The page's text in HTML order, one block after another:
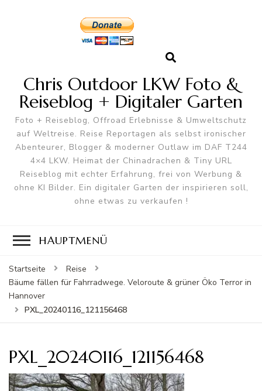
Chris Outdoor LKW Foto &
Reiseblog + Digitaler Garten
Foto + Reiseblog, Offroad Erlebnisse & Umweltschutz
auf Weltreise. Reise Reportagen als selbst ironischer
Abenteurer, Blogger & moderner Outlaw im DAF T244
4×4 LKW. Heimat der Chinadrachen & Tiny URL
Reiseblog mit echter Erfahrung, frei von Werbung &
ohne KI Bilder. Ein digitaler Garten der inspirieren soll,
ohne etwas zu verkaufen !
HAUPTMENÜ
Startseite
Reise
Bäume fällen für Fahrradwege. Veloroute & grüner Öko Terror in
Hannover
PXL_20240116_121156468
PXL_20240116_121156468